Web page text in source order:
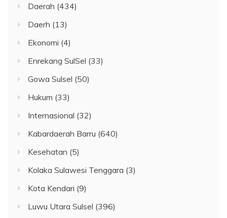
Daerah (434)
Daerh (13)
Ekonomi (4)
Enrekang SulSel (33)
Gowa Sulsel (50)
Hukum (33)
Internasional (32)
Kabardaerah Barru (640)
Kesehatan (5)
Kolaka Sulawesi Tenggara (3)
Kota Kendari (9)
Luwu Utara Sulsel (396)